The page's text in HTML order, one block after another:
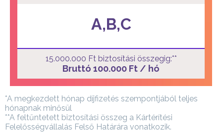
A,B,C
15.000.000 Ft biztosítási összegig:**
Bruttó 100.000 Ft / hó
*A megkezdett hónap díjfizetés szempontjából teljes
hónapnak minősül
**A feltűntetett biztosítási összeg a Kártérítési
Felelősségvállalás Felső Határára vonatkozik.